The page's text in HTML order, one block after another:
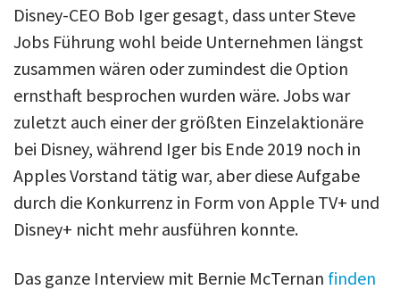
Disney-CEO Bob Iger gesagt, dass unter Steve
Jobs Führung wohl beide Unternehmen längst
zusammen wären oder zumindest die Option
ernsthaft besprochen wurden wäre. Jobs war
zuletzt auch einer der größten Einzelaktionäre
bei Disney, während Iger bis Ende 2019 noch in
Apples Vorstand tätig war, aber diese Aufgabe
durch die Konkurrenz in Form von Apple TV+ und
Disney+ nicht mehr ausführen konnte.
Das ganze Interview mit Bernie McTernan finden